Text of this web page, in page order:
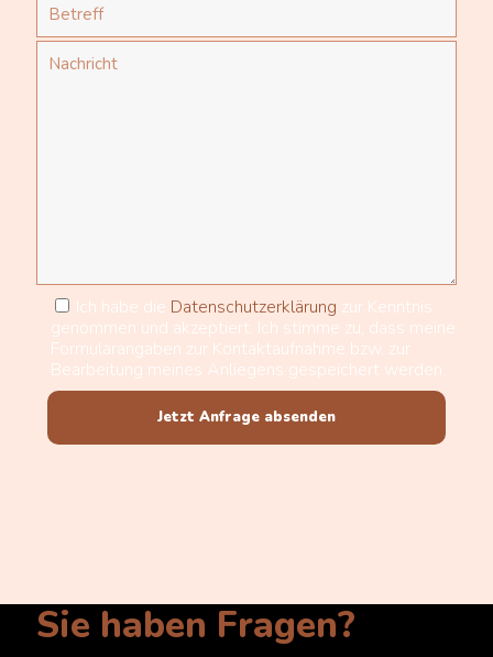
Ich habe die Datenschutzerklärung zur Kenntnis
genommen und akzeptiert. Ich stimme zu, dass meine
Formularangaben zur Kontaktaufnahme bzw. zur
Bearbeitung meines Anliegens gespeichert werden.
Sie haben Fragen?